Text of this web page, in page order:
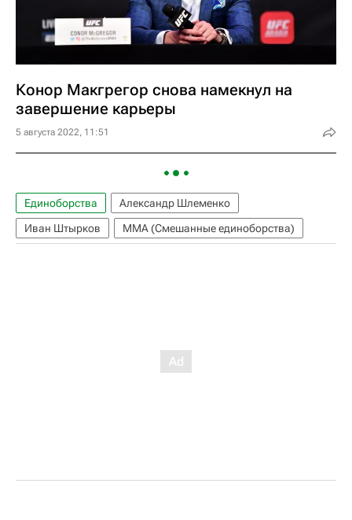
Конор Макгрегор снова намекнул на
завершение карьеры
5 августа 2022, 11:51
Единоборства
Александр Шлеменко
Иван Штырков
ММА (Смешанные единоборства)